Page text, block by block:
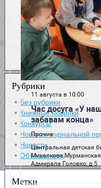
Рубрики
Без рубрики
Книжные новинки
Конкурсы
Новинки журнальной
Новости
Объявления
Метки